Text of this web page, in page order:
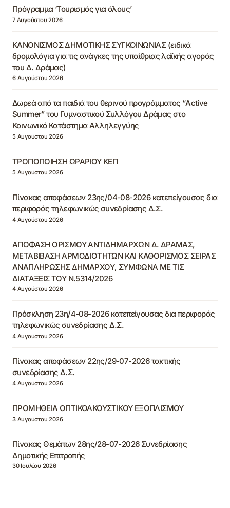
Πρόγραμμα ‘Τουρισμός για όλους’
7 Αυγούστου 2026
ΚΑΝΟΝΙΣΜΟΣ ΔΗΜΟΤΙΚΗΣ ΣΥΓΚΟΙΝΩΝΙΑΣ (ειδικά
δρομολόγια για τις ανάγκες της υπαίθριας λαϊκής αγοράς
του Δ. Δράμας)
6 Αυγούστου 2026
Δωρεά από τα παιδιά του θερινού προγράμματος “Active
Summer” του Γυμναστικού Συλλόγου Δράμας στο
Κοινωνικό Κατάστημα Αλληλεγγύης
5 Αυγούστου 2026
ΤΡΟΠΟΠΟΙΗΣΗ ΩΡΑΡΙΟΥ ΚΕΠ
5 Αυγούστου 2026
Πίνακας αποφάσεων 23ης/04-08-2026 κατεπείγουσας δια
περιφοράς τηλεφωνικώς συνεδρίασης Δ.Σ.
4 Αυγούστου 2026
ΑΠΟΦΑΣΗ ΟΡΙΣΜΟΥ ΑΝΤΙΔΗΜΑΡΧΩΝ Δ. ΔΡΑΜΑΣ,
ΜΕΤΑΒΙΒΑΣΗ ΑΡΜΟΔΙΟΤΗΤΩΝ ΚΑΙ ΚΑΘΟΡΙΣΜΟΣ ΣΕΙΡΑΣ
ΑΝΑΠΛΗΡΩΣΗΣ ΔΗΜΑΡΧΟΥ, ΣΥΜΦΩΝΑ ΜΕ ΤΙΣ
ΔΙΑΤΑΞΕΙΣ ΤΟΥ Ν.5314/2026
4 Αυγούστου 2026
Πρόσκληση 23η/4-08-2026 κατεπείγουσας δια περιφοράς
τηλεφωνικώς συνεδρίασης Δ.Σ.
4 Αυγούστου 2026
Πίνακας αποφάσεων 22ης/29-07-2026 τακτικής
συνεδρίασης Δ.Σ.
4 Αυγούστου 2026
ΠΡΟΜΗΘΕΙΑ ΟΠΤΙΚΟΑΚΟΥΣΤΙΚΟΥ ΕΞΟΠΛΙΣΜΟΥ
3 Αυγούστου 2026
Πίνακας Θεμάτων 28ης/28-07-2026 Συνεδρίασης
Δημοτικής Επιτροπής
30 Ιουλίου 2026